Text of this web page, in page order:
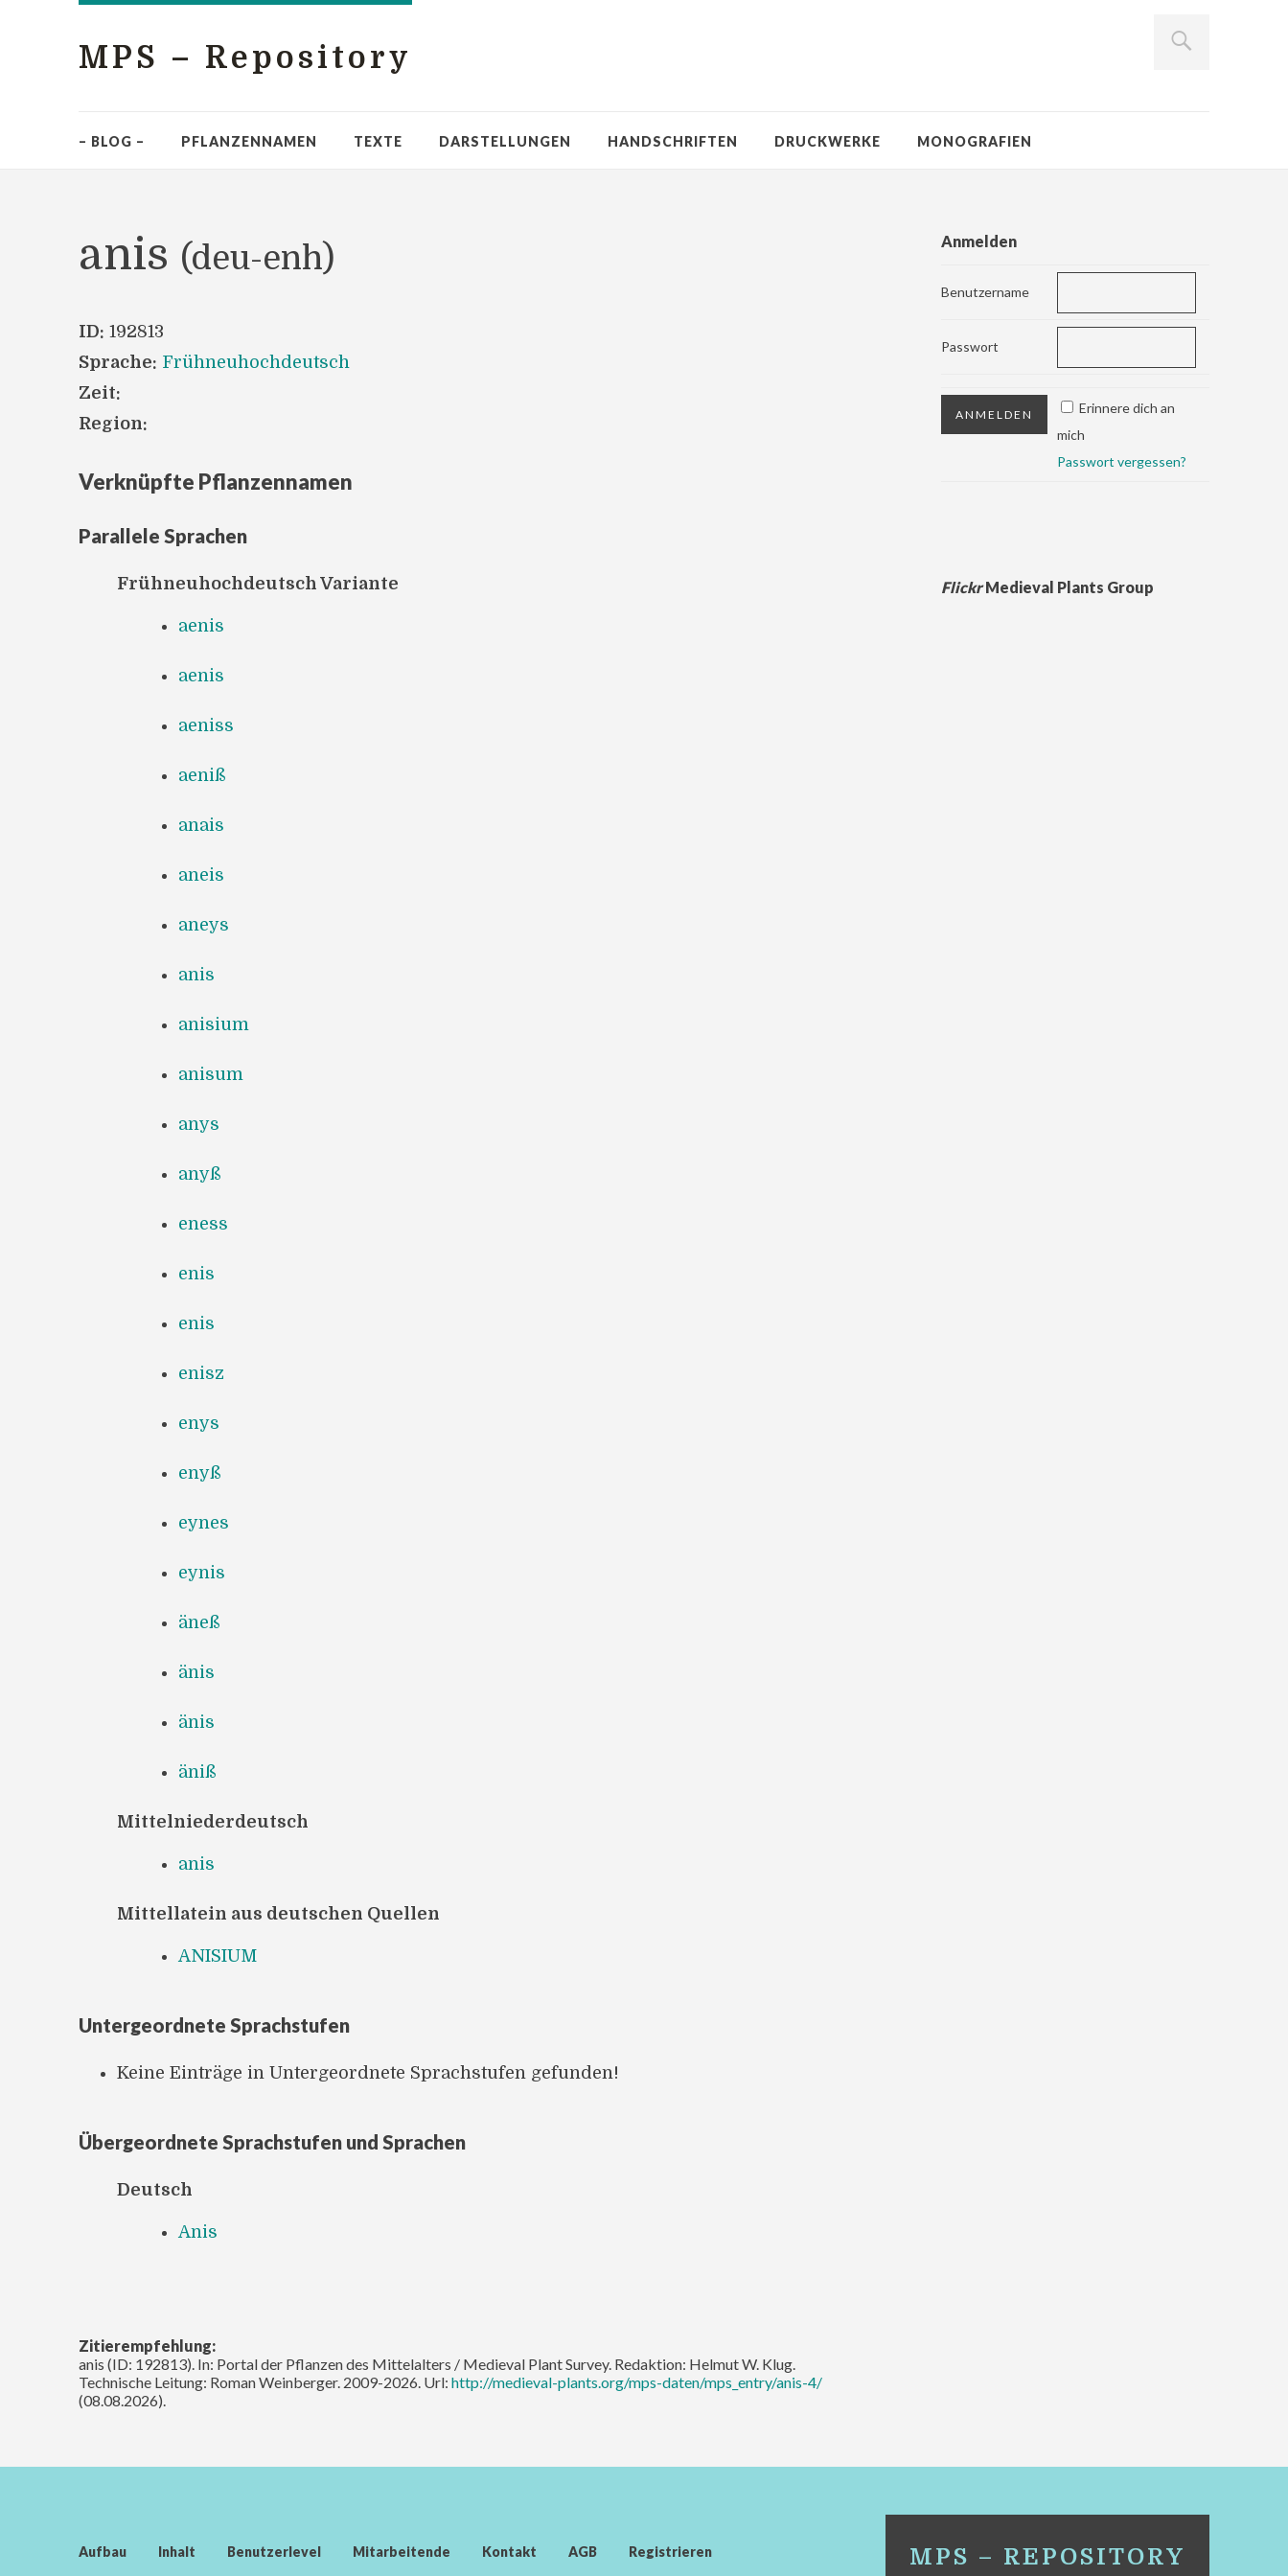
MPS – Repository
– BLOG – PFLANZENNAMEN TEXTE DARSTELLUNGEN HANDSCHRIFTEN DRUCKWERKE MONOGRAFIEN
anis (deu-enh)
ID: 192813
Sprache: Frühneuhochdeutsch
Zeit:
Region:
Verknüpfte Pflanzennamen
Parallele Sprachen
Frühneuhochdeutsch Variante
aenis
aenis
aeniss
aeniß
anais
aneis
aneys
anis
anisium
anisum
anys
anyß
eness
enis
enis
enisz
enys
enyß
eynes
eynis
äneß
änis
änis
äniß
Mittelniederdeutsch
anis
Mittellatein aus deutschen Quellen
ANISIUM
Untergeordnete Sprachstufen
Keine Einträge in Untergeordnete Sprachstufen gefunden!
Übergeordnete Sprachstufen und Sprachen
Deutsch
Anis
Zitierempfehlung:
anis (ID: 192813). In: Portal der Pflanzen des Mittelalters / Medieval Plant Survey. Redaktion: Helmut W. Klug.
Technische Leitung: Roman Weinberger. 2009-2026. Url: http://medieval-plants.org/mps-daten/mps_entry/anis-4/
(08.08.2026).
Anmelden
Benutzername
Passwort
Erinnere dich an
mich
Passwort vergessen?
FlickrMedieval Plants Group
Aufbau Inhalt Benutzerlevel Mitarbeitende Kontakt AGB Registrieren MPS – REPOSITORY